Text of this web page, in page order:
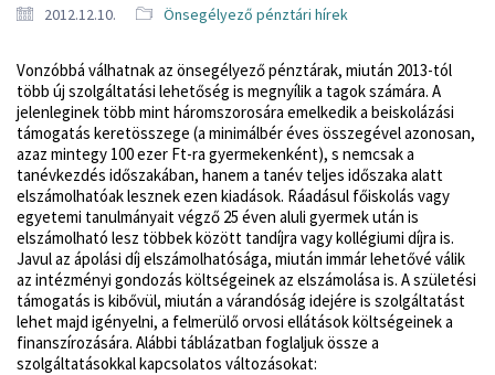
2012.12.10. Önsegélyező pénztári hírek
Vonzóbbá válhatnak az önsegélyező pénztárak, miután 2013-tól
több új szolgáltatási lehetőség is megnyílik a tagok számára. A
jelenleginek több mint háromszorosára emelkedik a beiskolázási
támogatás keretösszege (a minimálbér éves összegével azonosan,
azaz mintegy 100 ezer Ft-ra gyermekenként), s nemcsak a
tanévkezdés időszakában, hanem a tanév teljes időszaka alatt
elszámolhatóak lesznek ezen kiadások. Ráadásul főiskolás vagy
egyetemi tanulmányait végző 25 éven aluli gyermek után is
elszámolható lesz többek között tandíjra vagy kollégiumi díjra is.
Javul az ápolási díj elszámolhatósága, miután immár lehetővé válik
az intézményi gondozás költségeinek az elszámolása is. A születési
támogatás is kibővül, miután a várandóság idejére is szolgáltatást
lehet majd igényelni, a felmerülő orvosi ellátások költségeinek a
finanszírozására. Alábbi táblázatban foglaljuk össze a
szolgáltatásokkal kapcsolatos változásokat: